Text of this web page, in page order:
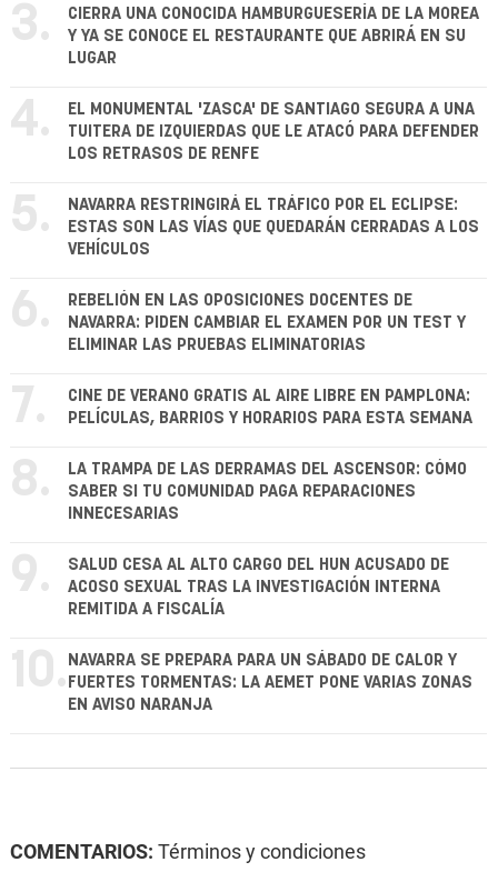
3.
CIERRA UNA CONOCIDA HAMBURGUESERÍA DE LA MOREA
Y YA SE CONOCE EL RESTAURANTE QUE ABRIRÁ EN SU
LUGAR
4.
EL MONUMENTAL 'ZASCA' DE SANTIAGO SEGURA A UNA
TUITERA DE IZQUIERDAS QUE LE ATACÓ PARA DEFENDER
LOS RETRASOS DE RENFE
5.
NAVARRA RESTRINGIRÁ EL TRÁFICO POR EL ECLIPSE:
ESTAS SON LAS VÍAS QUE QUEDARÁN CERRADAS A LOS
VEHÍCULOS
6.
REBELIÓN EN LAS OPOSICIONES DOCENTES DE
NAVARRA: PIDEN CAMBIAR EL EXAMEN POR UN TEST Y
ELIMINAR LAS PRUEBAS ELIMINATORIAS
7.
CINE DE VERANO GRATIS AL AIRE LIBRE EN PAMPLONA:
PELÍCULAS, BARRIOS Y HORARIOS PARA ESTA SEMANA
8.
LA TRAMPA DE LAS DERRAMAS DEL ASCENSOR: CÓMO
SABER SI TU COMUNIDAD PAGA REPARACIONES
INNECESARIAS
9.
SALUD CESA AL ALTO CARGO DEL HUN ACUSADO DE
ACOSO SEXUAL TRAS LA INVESTIGACIÓN INTERNA
REMITIDA A FISCALÍA
10. NAVARRA SE PREPARA PARA UN SÁBADO DE CALOR Y
FUERTES TORMENTAS: LA AEMET PONE VARIAS ZONAS
EN AVISO NARANJA
COMENTARIOS: Términos y condiciones